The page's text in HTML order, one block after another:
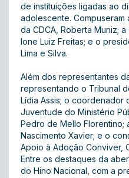
de instituições ligadas ao
adolescente.
da CDCA, Roberta Muniz;
Ione Luiz Freitas; e o
Lima e Silva.
Além dos representantes
representando o Tribunal
Lídia Assis; o coordenador
Juventude do Ministério
Pedro de Mello Florentino;
Nascimento Xavier; e o
Apoio à Adoção Conviver,
Entre os destaques da
do Hino Nacional, com a